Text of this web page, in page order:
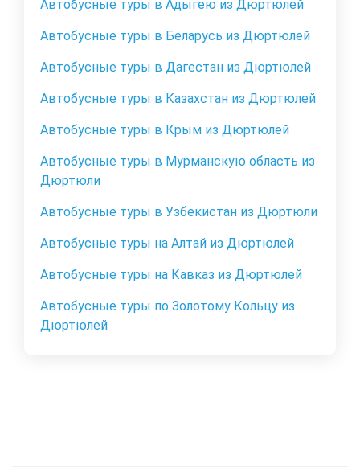
Автобусные туры в Адыгею из Дюртюлей
Автобусные туры в Беларусь из Дюртюлей
Автобусные туры в Дагестан из Дюртюлей
Автобусные туры в Казахстан из Дюртюлей
Автобусные туры в Крым из Дюртюлей
Автобусные туры в Мурманскую область из
Дюртюли
Автобусные туры в Узбекистан из Дюртюли
Автобусные туры на Алтай из Дюртюлей
Автобусные туры на Кавказ из Дюртюлей
Автобусные туры по Золотому Кольцу из
Дюртюлей